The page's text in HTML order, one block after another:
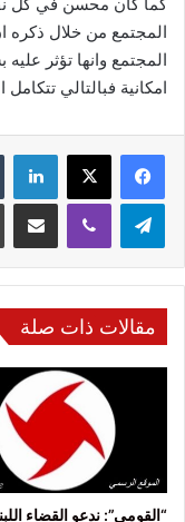
كما كان محسن في كل
المجتمع من خلال ذكره
المجتمع وانها تؤثر
امكانية فبالتالي
فيسبوك لينكدإن
مقالات ذات صلة
“القومي”: ندعو القضاء